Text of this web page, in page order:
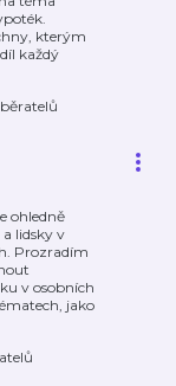
kterým
každý
ohledně
lidsky v
Prozradím
v osobních
jako